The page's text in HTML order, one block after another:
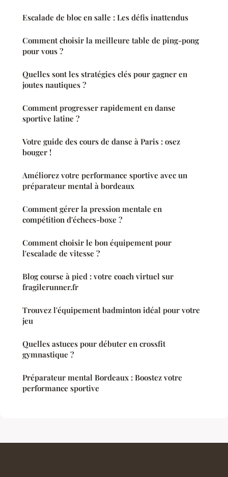
Escalade de bloc en salle : Les défis inattendus
Comment choisir la meilleure table de ping-pong
pour vous ?
Quelles sont les stratégies clés pour gagner en
joutes nautiques ?
Comment progresser rapidement en danse
sportive latine ?
Votre guide des cours de danse à Paris : osez
bouger !
Améliorez votre performance sportive avec un
préparateur mental à bordeaux
Comment gérer la pression mentale en
compétition d'échecs-boxe ?
Comment choisir le bon équipement pour
l'escalade de vitesse ?
Blog course à pied : votre coach virtuel sur
fragilerunner.fr
Trouvez l'équipement badminton idéal pour votre
jeu
Quelles astuces pour débuter en crossfit
gymnastique ?
Préparateur mental Bordeaux : Boostez votre
performance sportive